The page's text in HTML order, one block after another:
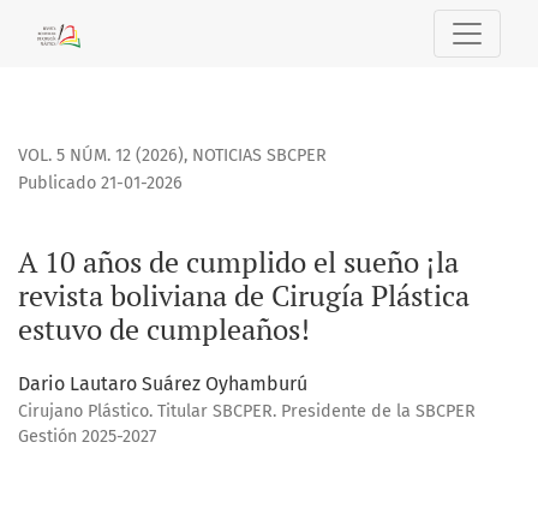
A 10 años de cumplido el sueño ¡la revista boliviana de
VOL. 5 NÚM. 12 (2026), NOTICIAS SBCPER
A 10 años de cumplido el sueño ¡la
revista boliviana de Cirugía Plástica
estuvo de cumpleaños!
Publicado 21-01-2026
Dario Lautaro Suárez Oyhamburú
Cirujano Plástico. Titular SBCPER. Presidente de la SBCPER
Gestión 2025-2027